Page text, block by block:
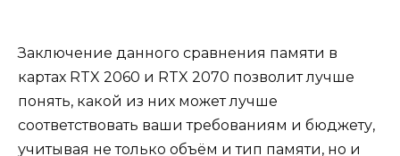
Заключение данного сравнения памяти в
картах RTX 2060 и RTX 2070 позволит лучше
понять, какой из них может лучше
соответствовать ваши требованиям и бюджету,
учитывая не только объём и тип памяти, но и